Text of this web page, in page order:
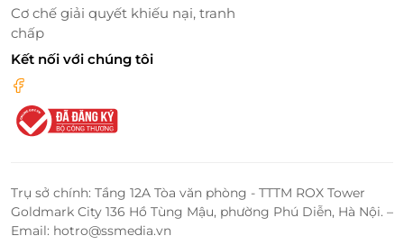
Truy cập LifeLink
để sở hữu vô vàn deal sức khỏe -
Cơ chế giải quyết khiếu nại, tranh
chấp
Kết nối với chúng tôi
Trụ sở chính: Tầng 12A Tòa văn phòng - TTTM ROX Tower
Goldmark City 136 Hồ Tùng Mậu, phường Phú Diễn, Hà Nội. –
Email: hotro@ssmedia.vn